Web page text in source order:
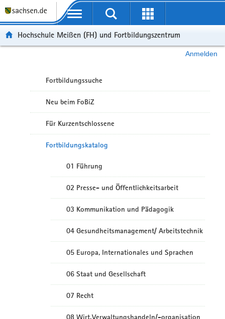
Portalübergreifende Navigation
Hochschule Meißen (FH) und Fortbildungszentrum
Anmelden
Fortbildungssuche
Neu beim FoBiZ
Für Kurzentschlossene
Fortbildungskatalog
01 Führung
02 Presse- und Öffentlichkeitsarbeit
03 Kommunikation und Pädagogik
04 Gesundheitsmanagement/ Arbeitstechnik
05 Europa, Internationales und Sprachen
06 Staat und Gesellschaft
07 Recht
08 Wirt.Verwaltungshandeln/-organisation